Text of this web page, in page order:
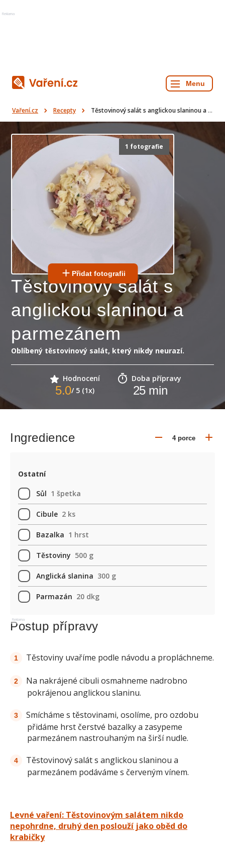
Reklama
Vaření.cz Recepty Těstovinový salát s anglickou slaninou a parmezánem
1 fotografie
Přidat fotografii
Těstovinový salát s
anglickou slaninou a
parmezánem
Oblíbený těstovinový salát, který nikdy neurazí.
Hodnocení
5.0/ 5 (1x)
Doba přípravy
25min
Ingredience
Ostatní
Sůl 1 špetka
Cibule 2 ks
Bazalka 1 hrst
Těstoviny 500 g
Anglická slanina 300 g
Parmazán 20 dkg
Reklama
Postup přípravy
Těstoviny uvaříme podle návodu a propláchneme.
Na nakrájené cibuli osmahneme nadrobno
pokrájenou anglickou slaninu.
Smícháme s těstovinami, osolíme, pro ozdobu
přidáme hrst čerstvé bazalky a zasypeme
parmezánem nastrouhaným na širší nudle.
Těstovinový salát s anglickou slaninou a
parmezánem podáváme s červeným vínem.
Levné vaření: Těstovinovým salátem nikdo
nepohrdne, druhý den poslouží jako oběd do
krabičky